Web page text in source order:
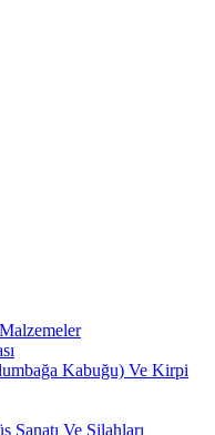
Kabuğu) Ve Kirpi
Sanatı Ve Silahları